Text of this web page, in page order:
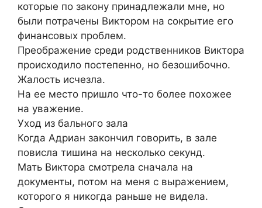
которые по закону принадлежали мне, но
были потрачены Виктором на сокрытие его
финансовых проблем.
Преображение среди родственников Виктора
происходило постепенно, но безошибочно.
Жалость исчезла.
На ее место пришло что-то более похожее
на уважение.
Уход из бального зала
Когда Адриан закончил говорить, в зале
повисла тишина на несколько секунд.
Мать Виктора смотрела сначала на
документы, потом на меня с выражением,
которого я никогда раньше не видела.